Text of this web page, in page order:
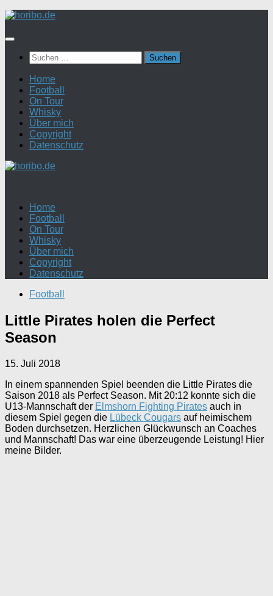
Zum
springen
Suchen
nach:
Home
Football
On Tour
Whisky
Über mich
Copyright
Datenschutz
Home
Football
On Tour
Whisky
Über mich
Copyright
Datenschutz
Football
Little Pirates holen die Perfect
Season
15. Juli 2018
In einem spannenden Spiel beenden die Little Pirates die
Saison 2018 als Perfect Season. Mit 20:12 konnte sich die
U13-Mannschaft der Elmshorn Fighting Pirates auch in
diesem Spiel gegen die Lübeck Cougars auf heimischem
Boden durchsetzen. Herzlichen Glückwunsch an Coaches
und Mannschaft! Das war eine überzeugende Leistung! Hier
meine Bilder.